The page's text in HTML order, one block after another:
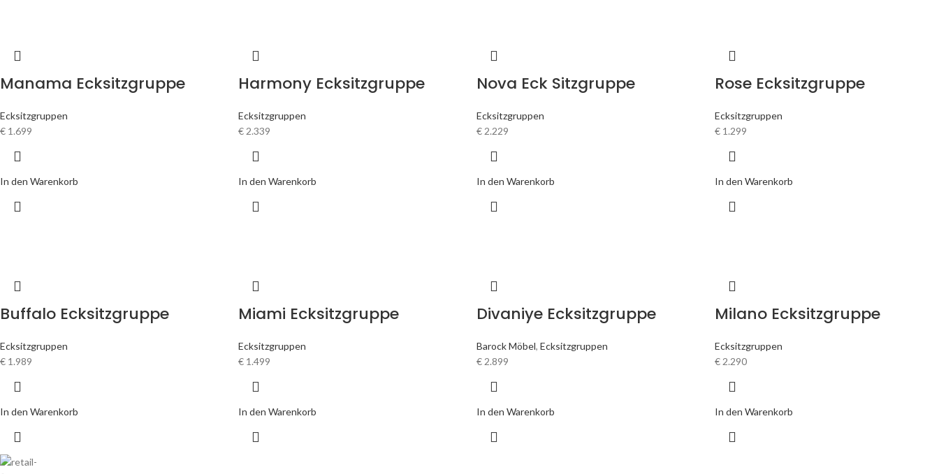
Manama Ecksitzgruppe
Ecksitzgruppen
€ 1.699
In den Warenkorb
Harmony Ecksitzgruppe
Ecksitzgruppen
€ 2.339
In den Warenkorb
Nova Eck Sitzgruppe
Ecksitzgruppen
€ 2.229
In den Warenkorb
Rose Ecksitzgruppe
Ecksitzgruppen
€ 1.299
In den Warenkorb
Buffalo Ecksitzgruppe
Ecksitzgruppen
€ 1.989
In den Warenkorb
Miami Ecksitzgruppe
Ecksitzgruppen
€ 1.499
In den Warenkorb
Divaniye Ecksitzgruppe
Barock Möbel, Ecksitzgruppen
€ 2.899
In den Warenkorb
Milano Ecksitzgruppe
Ecksitzgruppen
€ 2.290
In den Warenkorb